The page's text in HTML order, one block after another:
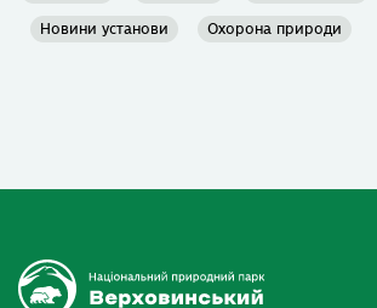
Новини установи Охорона природи